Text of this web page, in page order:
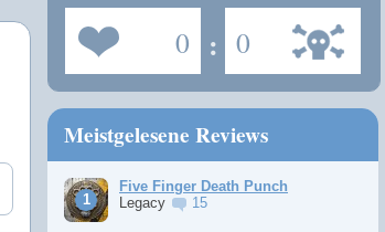
0 : 0
Meistgelesene Reviews
Five Finger Death Punch
Legacy
15